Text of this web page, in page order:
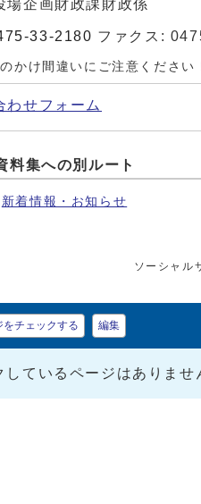
場企画財政課財政係
33-2180 ファクス:
かけ間違いにご注意ください
わせフォーム
料集への別ルート
新着情報・お知らせ
ソーシャル
ジ
をチェックする 編集
しているページはありませ